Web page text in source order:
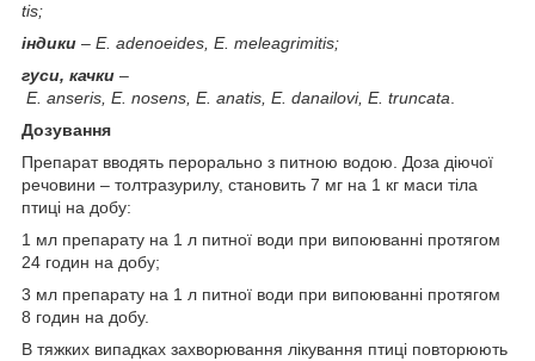
tis;
індики – E. adenoeides, E. meleagrimitis;
гуси, качки –
E. anseris, E. nosens, E. anatis, E. danailovi, E. truncata.
Дозування
Препарат вводять перорально з питною водою. Доза діючої
речовини – толтразурилу, становить 7 мг на 1 кг маси тіла
птиці на добу:
1 мл препарату на 1 л питної води при випоюванні протягом
24 годин на добу;
3 мл препарату на 1 л питної води при випоюванні протягом
8 годин на добу.
В тяжких випадках захворювання лікування птиці повторюють